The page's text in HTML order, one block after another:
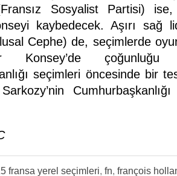
Sosyalist Partisi)
kaybedecek. Aşırı
Cephe) de, seçimlerde
çoğunluğu
seçimleri öncesinde bir
fransa yerel seçimleri, fn, françois